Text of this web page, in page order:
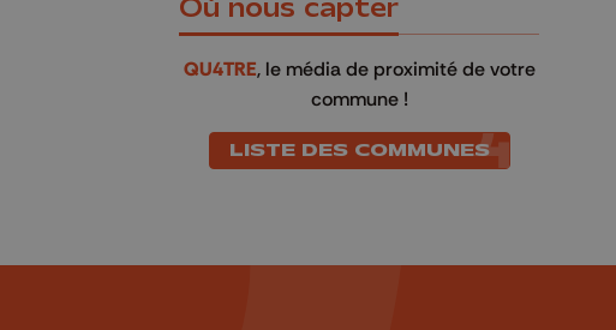
Où nous capter
QU4TRE, le média de proximité de votre
commune !
LISTE DES COMMUNES